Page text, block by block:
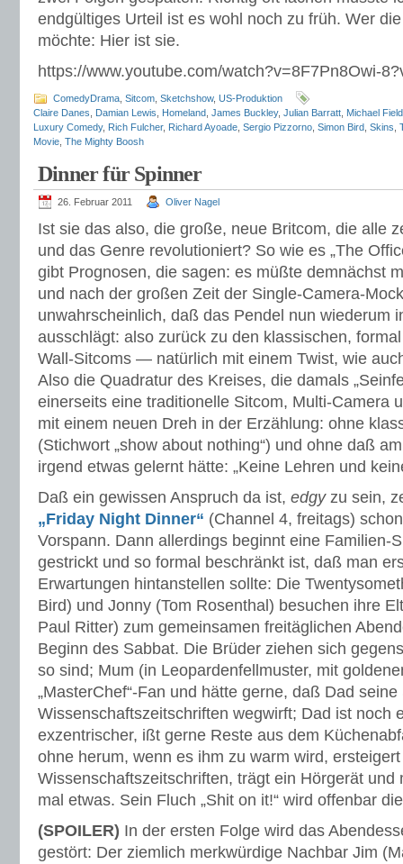
endgültiges Urteil ist es wohl noch zu früh. Wer
möchte: Hier ist sie.
https://www.youtube.com/watch?v=8F7Pn8Owi-
ComedyDrama Sitcom Sketchshow, US-Produktion
Claire Danes
Damian Lewis Homeland James Buckley, Julian Barratt Michael
Luxury Comedy, Rich Fulcher, Richard Ayoade Sergio Pizzorno Simon Bird Skins
Movie The Mighty Boosh
Dinner für Spinner
26. Februar 2011 Oliver Nagel
Ist sie das also, die große, neue Britcom, die alle
und das Genre revolutioniert? So wie es „The
gibt Prognosen, die sagen: es müßte demnächst
und nach der großen Zeit der Single-Camera-
unwahrscheinlich, daß das Pendel nun wiederum
ausschlägt: also zurück zu den klassischen,
Wall-Sitcoms — natürlich mit einem Twist, wie
Also die Quadratur des Kreises, die damals
einerseits eine traditionelle Sitcom, Multi-Camera
mit einem neuen Dreh in der Erzählung: ohne
(Stichwort „show about nothing“) und ohne daß
irgend etwas gelernt hätte: „Keine Lehren und
Daß ein gewissen Anspruch da ist, edgyzu sein,
„Friday Night Dinner“ (Channel 4, freitags)
Vorspann. Dann allerdings beginnt eine Familien-
gestrickt und so formal beschränkt ist, daß man
Erwartungen hintanstellen sollte: Die
Bird) und Jonny (Tom Rosenthal) besuchen ihre
Paul Ritter) zum gemeinsamen freitäglichen
Beginn des Sabbat. Die Brüder ziehen sich
so sind; Mum (in Leopardenfellmuster, mit
„MasterChef“-Fan und hätte gerne, daß Dad
Wissenschaftszeitschriften wegwirft; Dad ist noch
exzentrischer, ißt gerne Reste aus dem
ohne herum, wenn es ihm zu warm wird,
Wissenschaftszeitschriften, trägt ein Hörgerät und
mal etwas. Sein Fluch „Shit on it!“ wird offenbar
(SPOILER) In der ersten Folge wird das
gestört: Der ziemlich merkwürdige Nachbar Jim